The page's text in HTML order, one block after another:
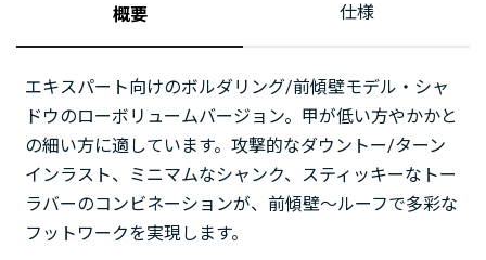
概要 仕様
エキスパート向けのボルダリング/前傾壁モデル・シャ
ドウのローボリュームバージョン。甲が低い方やかかと
の細い方に適しています。攻撃的なダウントー/ターン
インラスト、ミニマムなシャンク、スティッキーなトー
ラバーのコンビネーションが、前傾壁～ルーフで多彩な
フットワークを実現します。